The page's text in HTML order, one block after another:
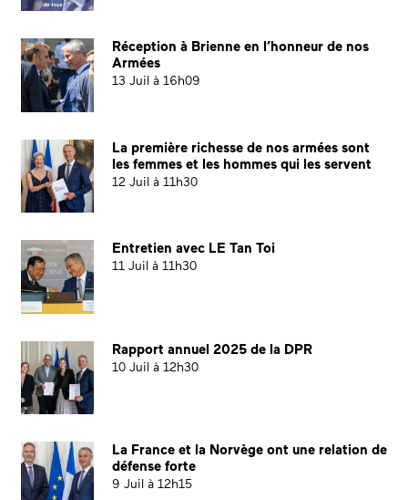
Réception à Brienne en l’honneur de nos
Armées
13 Juil à 16h09
La première richesse de nos armées sont
les femmes et les hommes qui les servent
12 Juil à 11h30
Entretien avec LE Tan Toi
11 Juil à 11h30
Rapport annuel 2025 de la DPR
10 Juil à 12h30
La France et la Norvège ont une relation de
défense forte
9 Juil à 12h15